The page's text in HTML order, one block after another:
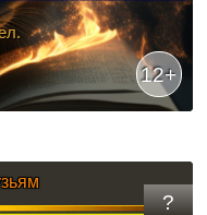
12+
?